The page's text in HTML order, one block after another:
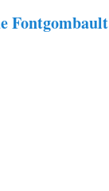
Fontgombault